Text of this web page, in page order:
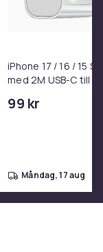
Laddare
iPhone 17 / 16 / 15
med 2M USB-C till
99 kr
måndag, 17 aug